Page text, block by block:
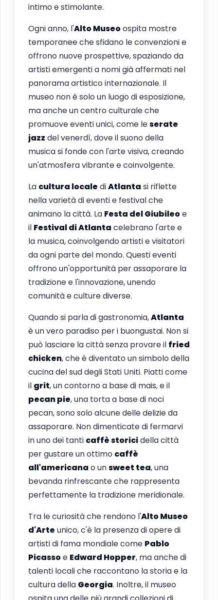
intimo e stimolante.
Ogni anno, l'Alto Museoospita mostre
temporanee che sfidano le convenzioni e
offrono nuove prospettive, spaziando da
artisti emergenti a nomi già affermati nel
panorama artistico internazionale. Il
museo non è solo un luogo di esposizione,
ma anche un centro culturale che
promuove eventi unici, come leserate
jazz del venerdì, dove il suono della
musica si fonde con l'arte visiva, creando
un'atmosfera vibrante e coinvolgente.
La cultura locale diAtlanta si riflette
nella varietà di eventi e festival che
animano la città. La Festa del Giubileoe
il Festival di Atlanta celebrano l'arte e
la musica, coinvolgendo artisti e visitatori
da ogni parte del mondo. Questi eventi
offrono un'opportunità per assaporare la
tradizione e l'innovazione, unendo
comunità e culture diverse.
Quando si parla di gastronomia,Atlanta
è un vero paradiso per i buongustai. Non si
può lasciare la città senza provare il fried
chicken, che è diventato un simbolo della
cucina del sud degli Stati Uniti. Piatti come
il grit, un contorno a base di mais, e il
pecan pie, una torta a base di noci
pecan, sono solo alcune delle delizie da
assaporare. Non dimenticate di fermarvi
in uno dei tanti caffè storicidella città
per gustare un ottimo caffè
all'americana o unsweet tea, una
bevanda rinfrescante che rappresenta
perfettamente la tradizione meridionale.
Tra le curiosità che rendono l'Alto Museo
d'Arte unico, c'è la presenza di opere di
artisti di fama mondiale come Pablo
Picassoe Edward Hopper, ma anche di
talenti locali che raccontano la storia e la
cultura della Georgia. Inoltre, il museo